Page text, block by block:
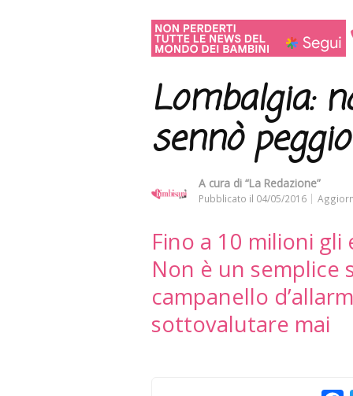
Lombalgia:
sennò
A cura di “La Redazione”
Pubblicato il 04/05/2016
Fino a 10 milioni
Non è un semplice
campanello
sottovalutare mai